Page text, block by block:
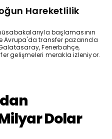
Hareketlilik
başlamasının
Avrupa'da transfer pazarında
Fenerbahçe,
gelişmeleri merakla izleniyor.